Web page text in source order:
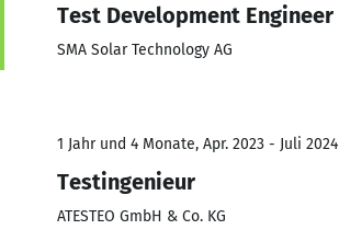
Test Development Engineer
SMA Solar Technology AG
1 Jahr und 4 Monate, Apr. 2023 - Juli 2024
Testingenieur
ATESTEO GmbH & Co. KG